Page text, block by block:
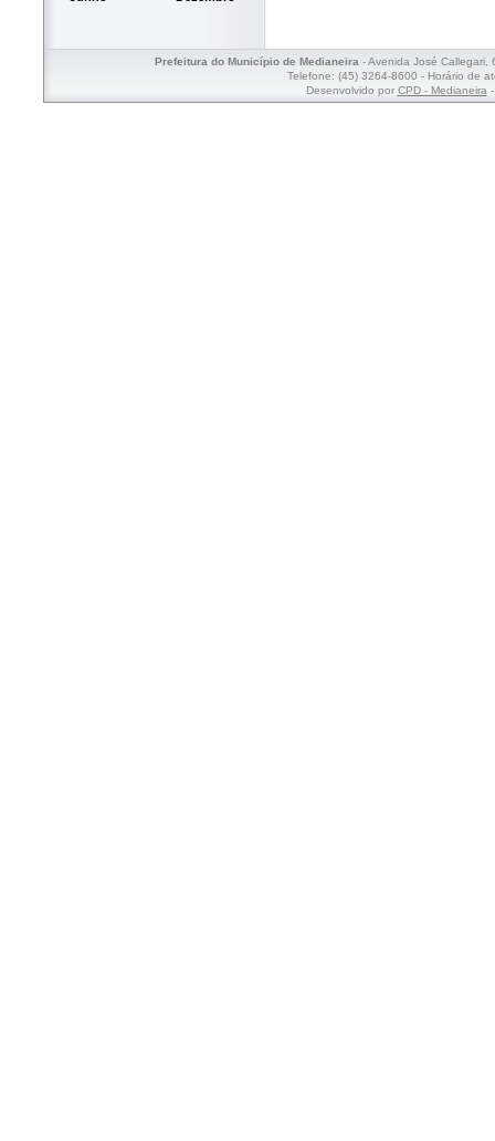
Prefeitura do Município de Medianeira- Avenida José Callegari,
Telefone: (45) 3264-8600 - Horário de
Desenvolvido por CPD - Medianeira-